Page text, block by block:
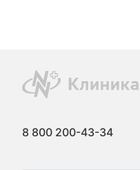
8 800 200-43-34